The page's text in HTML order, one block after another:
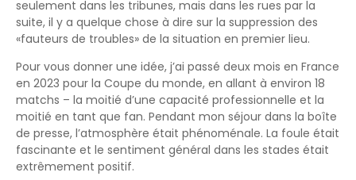
seulement dans les tribunes, mais dans les rues par la
suite, il y a quelque chose à dire sur la suppression des
«fauteurs de troubles» de la situation en premier lieu.
Pour vous donner une idée, j’ai passé deux mois en France
en 2023 pour la Coupe du monde, en allant à environ 18
matchs – la moitié d’une capacité professionnelle et la
moitié en tant que fan. Pendant mon séjour dans la boîte
de presse, l’atmosphère était phénoménale. La foule était
fascinante et le sentiment général dans les stades était
extrêmement positif.